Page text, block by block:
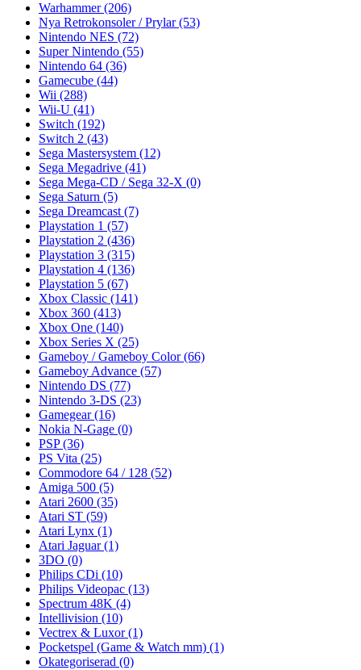
Warhammer(206)
Nya Retrokonsoler / Prylar(53)
Nintendo NES (72)
Super Nintendo (55)
Nintendo 64 (36)
Gamecube (44)
Wii (288)
Wii-U (41)
Switch (192)
Switch 2 (43)
Sega Mastersystem (12)
Sega Megadrive (41)
Sega Mega-CD / Sega 32-X (0)
Sega Saturn (5)
Sega Dreamcast (7)
Playstation 1 (57)
Playstation 2 (436)
Playstation 3 (315)
Playstation 4 (136)
Playstation 5 (67)
Xbox Classic (141)
Xbox 360 (413)
Xbox One (140)
Xbox Series X (25)
Gameboy / Gameboy Color(66)
Gameboy Advance (57)
Nintendo DS (77)
Nintendo 3-DS (23)
Gamegear(16)
Nokia N-Gage (0)
PSP(36)
PS Vita (25)
Commodore 64 / 128 (52)
Amiga 500 (5)
Atari 2600 (35)
Atari ST (59)
Atari Lynx (1)
Atari Jaguar(1)
3DO (0)
Philips CDi (10)
Philips Videopac (13)
Spectrum 48K (4)
Intellivision (10)
Vectrex & Luxor(1)
Pocketspel (Game & Watch mm) (1)
Okategoriserad (0)